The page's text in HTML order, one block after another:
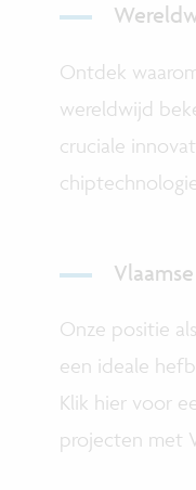
Ontdek
wereldwijd
cruciale
Onze positie
een ideale
Klik hier voor
projecten met